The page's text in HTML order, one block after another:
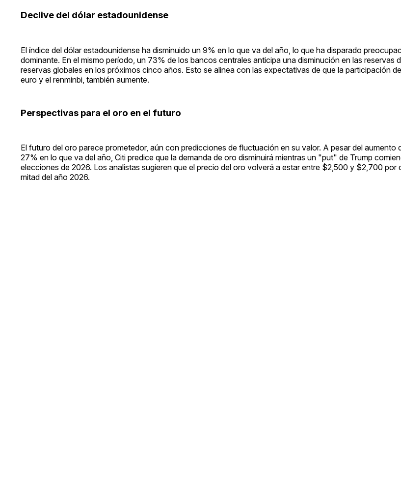
Declive del dólar estadounidense
El índice del dólar estadounidense ha disminuido un 9% en lo que va del año, lo que ha disparado
dominante. En el mismo período, un 73% de los bancos centrales anticipa una disminución en las reservas
reservas globales en los próximos cinco años. Esto se alinea con las expectativas de que la participación
euro y el renminbi, también aumente.
Perspectivas para el oro en el futuro
El futuro del oro parece prometedor, aún con predicciones de fluctuación en su valor. A pesar del aumento
27% en lo que va del año, Citi predice que la demanda de oro disminuirá mientras un "put" de Trump
elecciones de 2026. Los analistas sugieren que el precio del oro volverá a estar entre $2,500 y $2,700 por
mitad del año 2026.